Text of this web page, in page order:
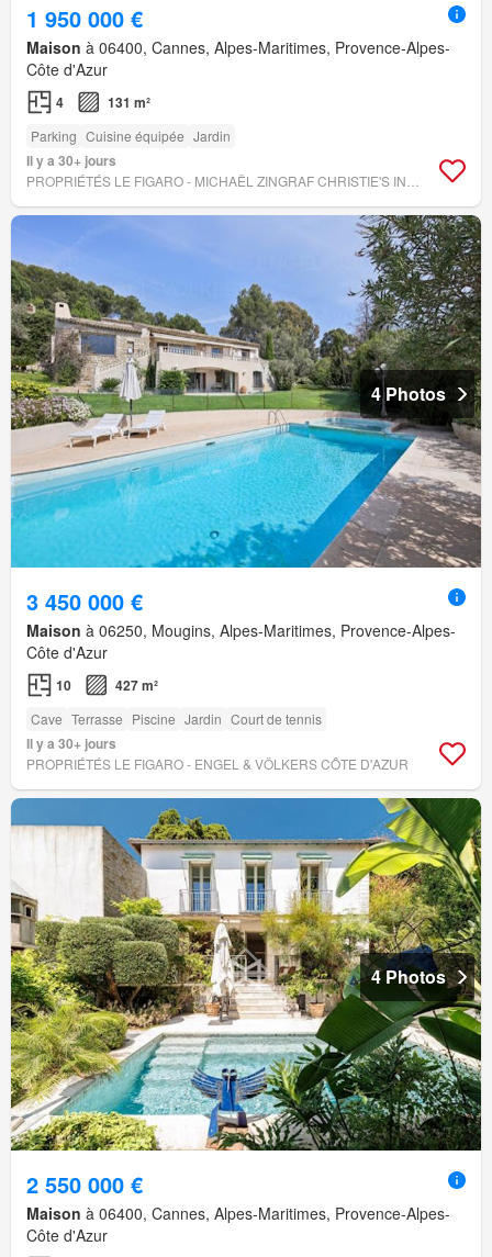
1 950 000 €
Maison à 06400, Cannes, Alpes-Maritimes, Provence-Alpes-
Côte d'Azur
4 131 m²
Parking Cuisine équipée Jardin
Il y a 30+ jours
4 Photos
3 450 000 €
Maison à 06250, Mougins, Alpes-Maritimes, Provence-Alpes-
Côte d'Azur
10 427 m²
Cave Terrasse Piscine Jardin Court de tennis
Il y a 30+ jours
PROPRIÉTÉS LE FIGARO - ENGEL & VÖLKERS CÔTE D'AZUR
4 Photos
2 550 000 €
Maison à 06400, Cannes, Alpes-Maritimes, Provence-Alpes-
Côte d'Azur